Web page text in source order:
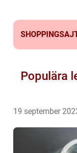
Populära
19 september